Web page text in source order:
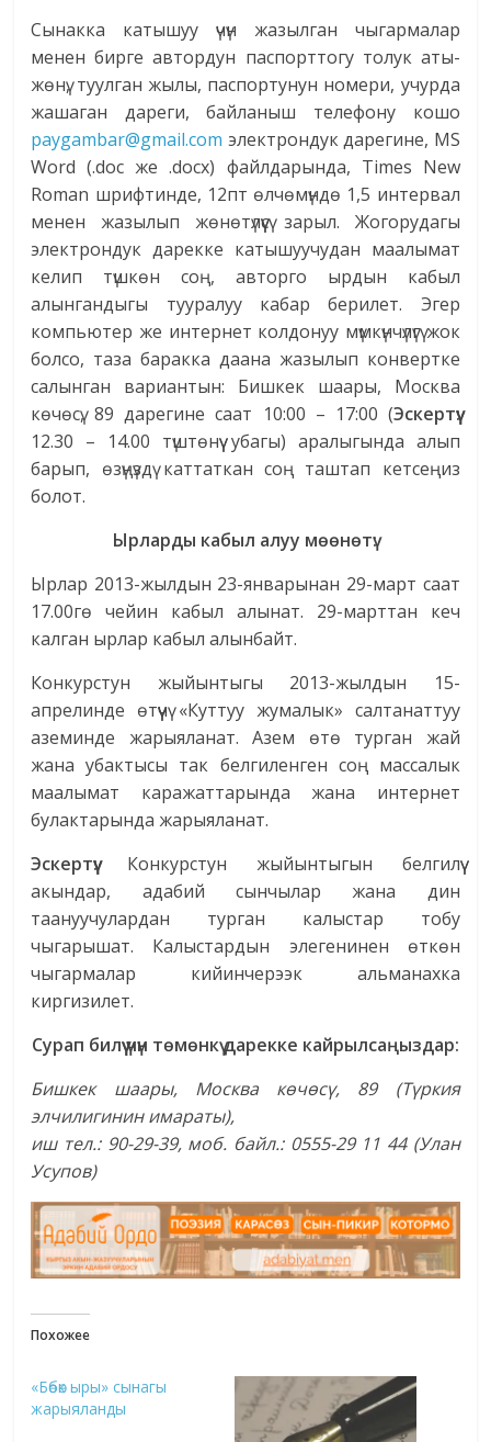
Сынакка катышуу үчүн жазылган чыгармалар
менен бирге автордун паспорттогу толук аты-
жөнү, туулган жылы, паспортунун номери, учурда
жашаган дареги, байланыш телефону кошо
paygambar@gmail.com электрондук дарегине, MS
Word (.doc же .docx) файлдарында, Times New
Roman шрифтинде, 12пт өлчөмүндө 1,5 интервал
менен жазылып жөнөтүлүүсү зарыл. Жогорудагы
электрондук дарекке катышуучудан маалымат
келип түшкөн соң, авторго ырдын кабыл
алынгандыгы тууралуу кабар берилет. Эгер
компьютер же интернет колдонуу мүмкүнчүлүгү жок
болсо, таза баракка даана жазылып конвертке
салынган вариантын: Бишкек шаары, Москва
көчөсү, 89 дарегине саат 10:00 – 17:00 (Эскертүү:
12.30 – 14.00 түштөнүү убагы) аралыгында алып
барып, өзүңүздү каттаткан соң таштап кетсеңиз
болот.
Ырларды кабыл алуу мөөнөтү:
Ырлар 2013-жылдын 23-январынан 29-март саат
17.00гө чейин кабыл алынат. 29-марттан кеч
калган ырлар кабыл алынбайт.
Конкурстун жыйынтыгы 2013-жылдын 15-
апрелинде өтүүчү «Куттуу жумалык» салтанаттуу
аземинде жарыяланат. Азем өтө турган жай
жана убактысы так белгиленген соң массалык
маалымат каражаттарында жана интернет
булактарында жарыяланат.
Эскертүү: Конкурстун жыйынтыгын белгилүү
акындар, адабий сынчылар жана дин
таануучулардан турган калыстар тобу
чыгарышат. Калыстардын элегенинен өткөн
чыгармалар кийинчерээк альманахка
киргизилет.
Сурап билүү үчүн төмөнкү дарекке кайрылсаңыздар:
Бишкек шаары, Москва көчөсү, 89 (Түркия
элчилигинин имараты),
иш тел.: 90-29-39, моб. байл.: 0555-29 11 44 (Улан
Усупов)
Похожее
«Бөбөк ыры» сынагы
жарыяланды